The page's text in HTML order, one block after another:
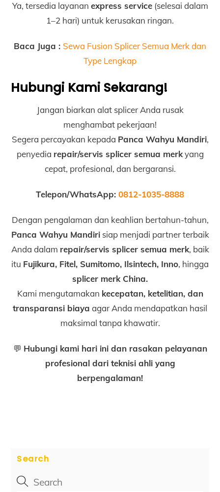
Ya, tersedia layanan express service(selesai dalam
1–2 hari) untuk kerusakan ringan.
Baca Juga : Sewa Fusion Splicer Semua Merk dan
Type Lengkap
Hubungi Kami Sekarang!
Jangan biarkan alat splicer Anda rusak
menghambat pekerjaan!
Segera percayakan kepada Panca Wahyu Mandiri,
penyedia repair/servis splicer semua merkyang
cepat, profesional, dan bergaransi.
Telepon/WhatsApp: 0812-1035-8888
Dengan pengalaman dan keahlian bertahun-tahun,
Panca Wahyu Mandirisiap menjadi partner terbaik
Anda dalam repair/servis splicer semua merk, baik
itu Fujikura, Fitel, Sumitomo, Ilsintech, Inno, hingga
splicer merk China.
Kami mengutamakan kecepatan, ketelitian, dan
transparansi biaya agar Anda mendapatkan hasil
maksimal tanpa khawatir.
💬 Hubungi kami hari ini dan rasakan pelayanan
profesional dari teknisi ahli yang
berpengalaman!
Search